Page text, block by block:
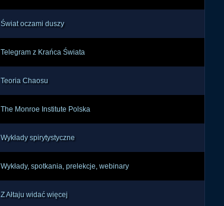
Świat oczami duszy
Telegram z Krańca Świata
Teoria Chaosu
The Monroe Institute Polska
Wykłady spirytystyczne
Wykłady, spotkania, prelekcje, webinary
Z Ałtaju widać więcej